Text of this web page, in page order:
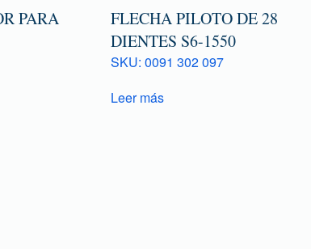
PARA
FLECHA PILOTO DE 28
DIENTES S6-1550
SKU: 0091 302 097
Leer más